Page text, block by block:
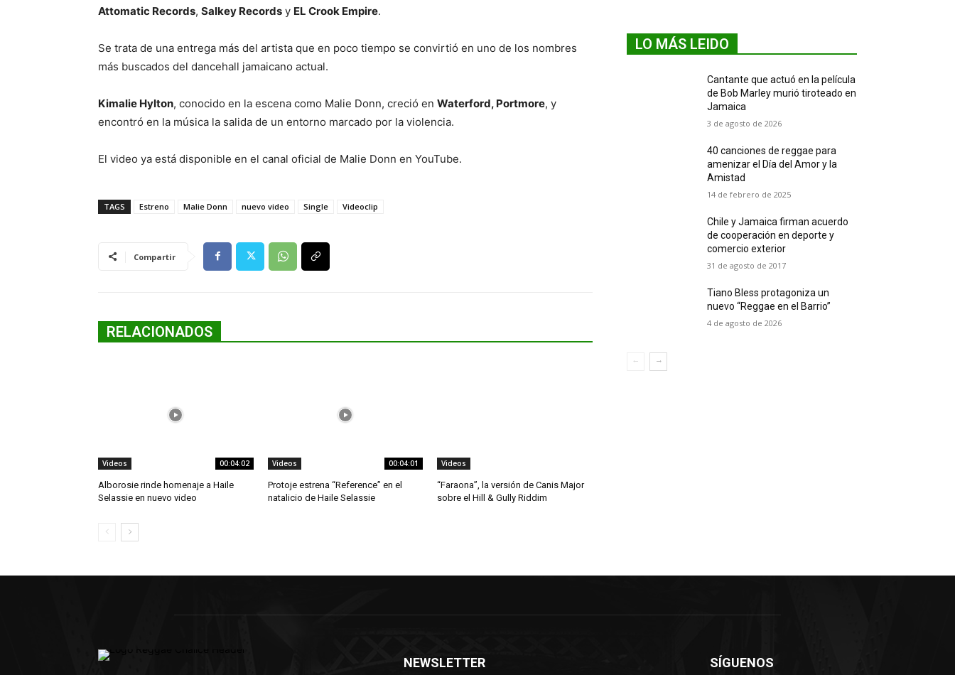
Attomatic Records, Salkey Records y EL Crook Empire.
Se trata de una entrega más del artista que en poco tiempo se convirtió en uno de los nombres
más buscados del dancehall jamaicano actual.
Kimalie Hylton, conocido en la escena como Malie Donn, creció en Waterford, Portmore, y
encontró en la música la salida de un entorno marcado por la violencia.
El video ya está disponible en el canal oficial de Malie Donn en YouTube.
TAGS Estreno Malie Donn nuevo video Single Videoclip
Compartir
RELACIONADOS
Videos 00:04:02
Alborosie rinde homenaje a Haile
Selassie en nuevo video
Videos 00:04:01
Protoje estrena “Reference” en el
natalicio de Haile Selassie
Videos
“Faraona”, la versión de Canis Major
sobre el Hill & Gully Riddim
LO MÁS LEIDO
Cantante que actuó en la película
de Bob Marley murió tiroteado en
Jamaica
3 de agosto de 2026
40 canciones de reggae para
amenizar el Día del Amor y la
Amistad
14 de febrero de 2025
Chile y Jamaica firman acuerdo
de cooperación en deporte y
comercio exterior
31 de agosto de 2017
Tiano Bless protagoniza un
nuevo “Reggae en el Barrio”
4 de agosto de 2026
NEWSLETTER SÍGUENOS